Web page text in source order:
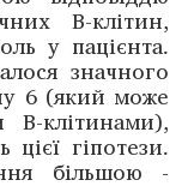
В-клітин,
у паці­єнта.
значного
6 (який може
В-клітинами),
гіпотези.
більшою